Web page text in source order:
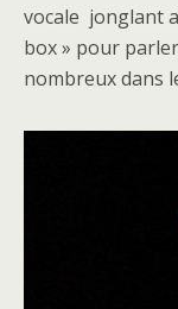
vocale jonglant
box » pour
nombreux dans